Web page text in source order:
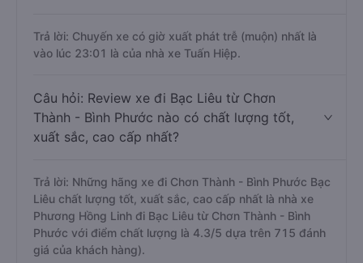
Trả lời: Chuyến xe có giờ xuất phát trễ (muộn) nhất là
vào lúc 23:01 là của nhà xe Tuấn Hiệp.
Câu hỏi: Review xe đi Bạc Liêu từ Chơn
Thành - Bình Phước nào có chất lượng tốt,
xuất sắc, cao cấp nhất?
Trả lời: Những hãng xe đi Chơn Thành - Bình Phước Bạc
Liêu chất lượng tốt, xuất sắc, cao cấp nhất là nhà xe
Phương Hồng Linh đi Bạc Liêu từ Chơn Thành - Bình
Phước với điểm chất lượng là 4.3/5 dựa trên 715 đánh
giá của khách hàng).